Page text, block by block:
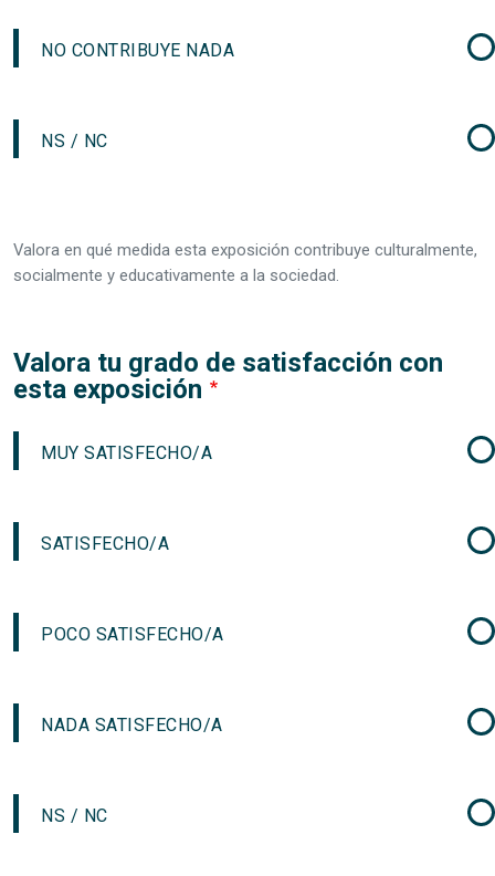
NO CONTRIBUYE NADA
NS / NC
Valora en qué medida esta exposición contribuye culturalmente,
socialmente y educativamente a la sociedad.
Valora tu grado de satisfacción con
esta exposición
MUY SATISFECHO/A
SATISFECHO/A
POCO SATISFECHO/A
NADA SATISFECHO/A
NS / NC